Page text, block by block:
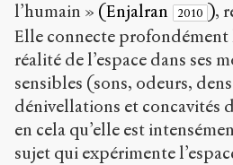
l’humain » (Enjalran 2010 ),
Elle connecte profondément
réalité de l’espace dans ses
sensibles (sons, odeurs,
dénivellations et concavités
en cela qu’elle est
sujet qui expérimente